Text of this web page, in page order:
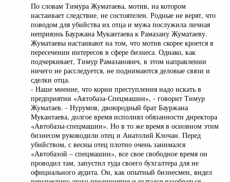
По словам Тимура Жуматаева, мотив, на котором
настаивает следствие, не состоятелен. Родные не верят, что
поводом для убийства их отца и мужа послужила личная
неприязнь Бауржана Мукантаева к Рамазану Жуматаеву.
Жуматаевы настаивают на том, что мотив скорее кроется в
пересечении интересов в сфере бизнеса. Однако, как
подчеркивает, Тимур Рамазанович, в этом направлении
ничего не расследуется, не поднимаются деловые связи и
сделки отца.
- Наше мнение, что корни преступления надо искать в
предприятии «Автобаза-Спецмашин», - говорит Тимур
Жуматаев. - Нурумов, двоюродный брат Бауржана
Мукантаева, долгое время исполнял обязанности директора
«Автобазы-спецмашин». Но в то же время в основном этим
бизнесом руководили отец и Анатолий Клочан. Перед
убийством, с весны отец плотно очень занимался
«Автобазой – спецмашин», все свое свободное время он
проводил там, запустил туда своего бухгалтера для не
официального аудита. Он, как опытный бизнесмен, видел